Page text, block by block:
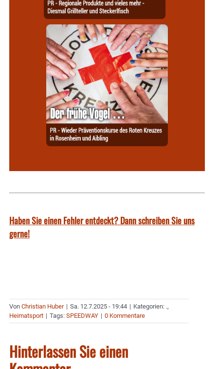
Haben Sie einen Fehler entdeckt? Dann schreiben Sie uns
gerne!
Von Christian Huber | Sa. 12.7.2025 - 19:44 | Kategorien: .,
Heimatsport | Tags: SPEEDWAY | 0 Kommentare
Hinterlassen Sie einen